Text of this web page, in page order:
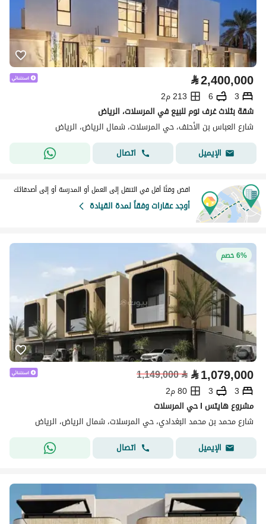
⃁2,400,000
3
6
213 م2
شقة بثلاث غرف نوم للبيع في المرسلات، الرياض
شارع العباس بن الأحنف، حي المرسلات، شمال الرياض، الرياض
الإيميل
اتصال
اقض وقتًا أقل في التنقل إلى العمل أو المدرسة أو إلى أصدقائك
أوجد عقارات وفقاً لمدة القيادة
6% خصم
⃁1,079,000
⃁
1,149,000
3
3
80 م2
مشروع هايتس l حي المرسلات
شارع محمد بن محمد البغدادي، حي المرسلات، شمال الرياض، الرياض
الإيميل
اتصال